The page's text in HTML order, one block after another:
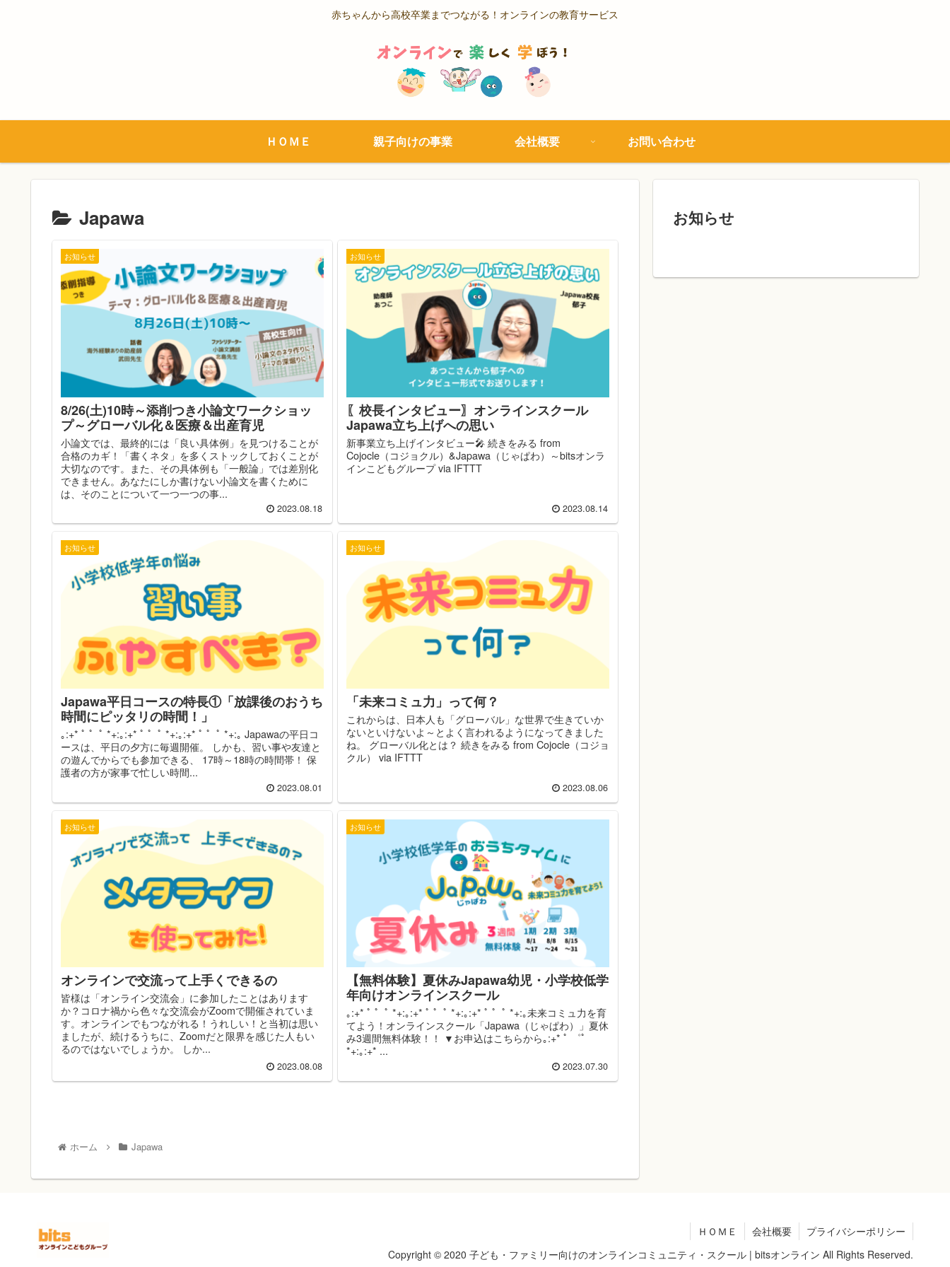
赤ちゃんから高校卒業までつながる！オンラインの教育サービス
ＨＯＭＥ 親子向けの事業 会社概要 お問い合わせ
Japawa
お知らせ
8/26(土)10時～添削つき小論文ワークショッ
プ～グローバル化＆医療＆出産育児
小論文では、最終的には「良い具体例」を見つけることが
合格のカギ！「書くネタ」を多くストックしておくことが
大切なのです。また、その具体例も「一般論」では差別化
できません。あなたにしか書けない小論文を書くために
は、そのことについて一つ一つの事...
2023.08.18
お知らせ
〖校長インタビュー〗オンラインスクール
Japawa立ち上げへの思い
新事業立ち上げインタビュー🎤 続きをみる from
Cojocle（コジョクル）&Japawa（じゃぱわ）～bitsオンラ
インこどもグループ via IFTTT
2023.08.14
お知らせ
Japawa平日コースの特長①「放課後のおうち
時間にピッタリの時間！」
｡:+* ﾟ ゜ﾟ *+:｡:+* ﾟ ゜ﾟ *+:｡:+* ﾟ ゜ﾟ *+:｡ Japawaの平日コ
ースは、平日の夕方に毎週開催。 しかも、習い事や友達と
の遊んでからでも参加できる、 17時～18時の時間帯！ 保
護者の方が家事で忙しい時間...
2023.08.01
お知らせ
「未来コミュ力」って何？
これからは、日本人も「グローバル」な世界で生きていか
ないといけないよ～とよく言われるようになってきました
ね。 グローバル化とは？ 続きをみる from Cojocle（コジョ
クル） via IFTTT
2023.08.06
お知らせ
オンラインで交流って上手くできるの
皆様は「オンライン交流会」に参加したことはあります
か？コロナ禍から色々な交流会がZoomで開催されていま
す。オンラインでもつながれる！うれしい！と当初は思い
ましたが、続けるうちに、Zoomだと限界を感じた人もい
るのではないでしょうか。 しか...
2023.08.08
お知らせ
【無料体験】夏休みJapawa幼児・小学校低学
年向けオンラインスクール
｡:+* ﾟ ゜ﾟ *+:｡:+* ﾟ ゜ﾟ *+:｡:+* ﾟ ゜ﾟ *+:｡未来コミュ力を育
てよう！オンラインスクール「Japawa（じゃぱわ）」夏休
み3週間無料体験！！ ▼お申込はこちらから｡:+* ﾟ ゜ﾟ
*+:｡:+* ...
2023.07.30
ホーム Japawa
お知らせ
ＨＯＭＥ 会社概要
プライバシーポリシー
Copyright © 2020 子ども・ファミリー向けのオンラインコミュニティ・スクール | bitsオンライン All Rights Reserved.